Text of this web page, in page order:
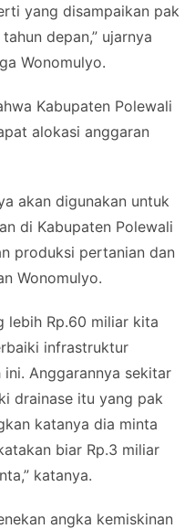
yang disampaikan pak
depan,” ujarnya
Wonomulyo.
Kabupaten Polewali
alokasi anggaran
akan digunakan untuk
di Kabupaten Polewali
produksi pertanian dan
Wonomulyo.
lebih Rp.60 miliar kita
infrastruktur
Anggarannya sekitar
drainase itu yang pak
katanya dia minta
biar Rp.3 miliar
katanya.
angka kemiskinan